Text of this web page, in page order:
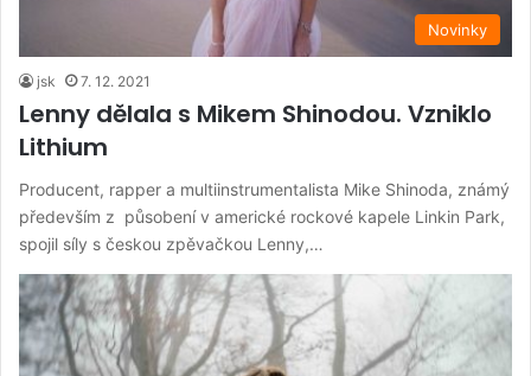
Novinky
jsk 7. 12. 2021
Lenny dělala s Mikem Shinodou. Vzniklo
Lithium
Producent, rapper a multiinstrumentalista Mike Shinoda, známý
především z působení v americké rockové kapele Linkin Park,
spojil síly s českou zpěvačkou Lenny,…